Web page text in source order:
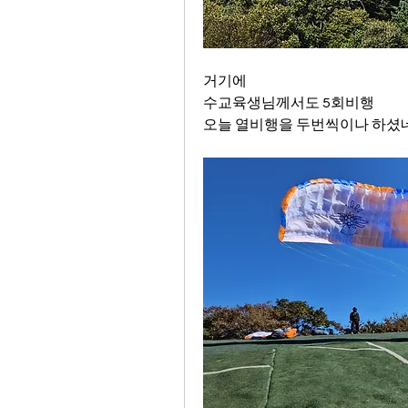
거기에
수교육생님께서도 5회비행
오늘 열비행을 두번씩이나 하셨